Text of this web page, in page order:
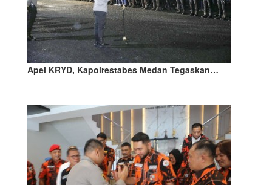
Apel KRYD, Kapolrestabes Medan Tegaskan…